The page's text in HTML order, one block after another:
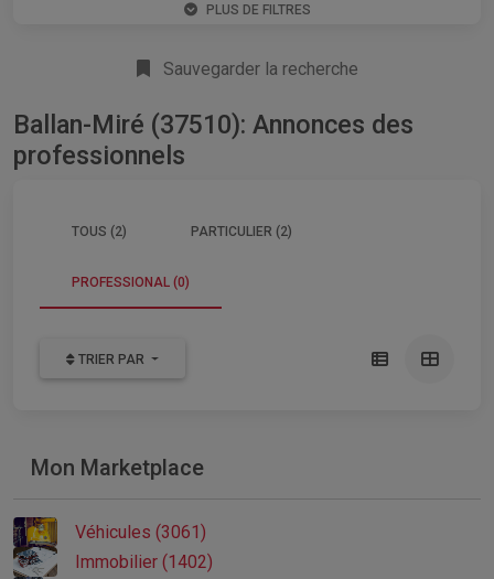
PLUS DE FILTRES
Sauvegarder la recherche
Ballan-Miré (37510): Annonces des
professionnels
TOUS (2) PARTICULIER (2)
PROFESSIONAL (0)
TRIER PAR
Mon Marketplace
Véhicules (3061)
Immobilier (1402)